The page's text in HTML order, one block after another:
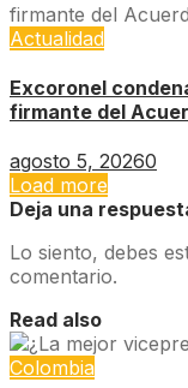
Actualidad
Excoronel
firmante del
agosto 5, 20260
Load more
Deja una
Lo siento, debes
comentario.
Read also
Colombia